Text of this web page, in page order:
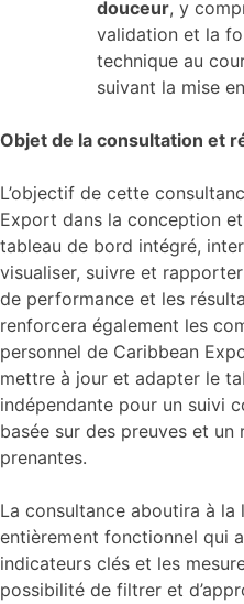
douceur, y
validation et la
technique au
suivant la mise
Objet de la consultation et
L’objectif de cette
Export dans la conception
tableau de bord intégré,
visualiser, suivre et
de performance et les
renforcera également les
personnel de Caribbean
mettre à jour et adapter le
indépendante pour un suivi
basée sur des preuves et
prenantes.
La consultance aboutira à la
entièrement fonctionnel qui
indicateurs clés et les
possibilité de filtrer et